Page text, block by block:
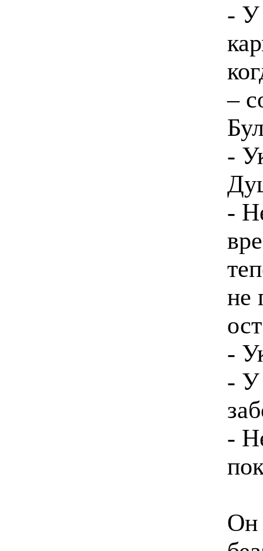
- У
–
-
-
не
-
- У
-
Он